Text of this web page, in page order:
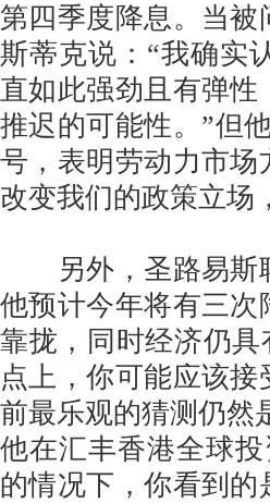
第四季度降息。当
斯蒂克说：“我确实
直如此强劲且有弹
推迟的可能性。”但
号，表明劳动力市
改变我们的政策立场
另外，圣路易斯
他预计今年将有三
靠拢，同时经济仍
点上，你可能应该
前最乐观的猜测仍然
他在汇丰香港全球
的情况下，你看到